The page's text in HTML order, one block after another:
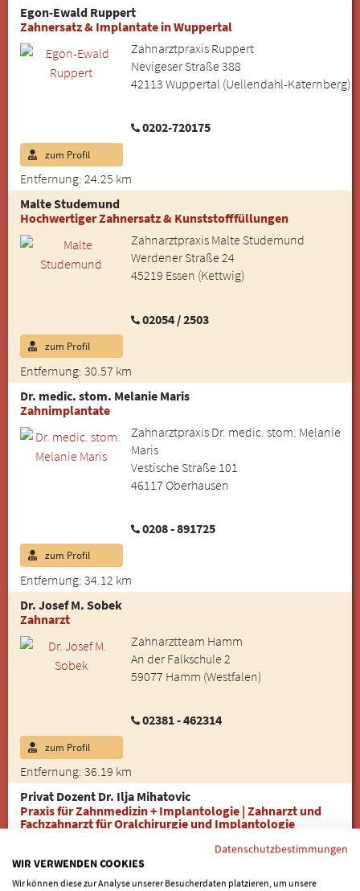
Egon-Ewald Ruppert
Zahnersatz & Implantate in Wuppertal
Zahnarztpraxis Ruppert
Nevigeser Straße 388
42113 Wuppertal (Uellendahl-Katernberg)
0202-720175
Entfernung: 24.25 km
zum Profil
Malte Studemund
Hochwertiger Zahnersatz & Kunststofffüllungen
Zahnarztpraxis Malte Studemund
Werdener Straße 24
45219 Essen (Kettwig)
02054 / 2503
Entfernung: 30.57 km
zum Profil
Dr. medic. stom. Melanie Maris
Zahnimplantate
Zahnarztpraxis Dr. medic. stom. Melanie
Maris
Vestische Straße 101
46117 Oberhausen
0208 - 891725
Entfernung: 34.12 km
zum Profil
Dr. Josef M. Sobek
Zahnarzt
Zahnarztteam Hamm
An der Falkschule 2
59077 Hamm (Westfalen)
02381 - 462314
Entfernung: 36.19 km
zum Profil
Privat Dozent Dr. Ilja Mihatovic
Praxis für Zahnmedizin + Implantologie | Zahnarzt und
Fachzahnarzt für Oralchirurgie und Implantologie
Zahnteam Erkrath
Beckhauser Straße 16h
40699 Erkrath
Datenschutzbestimmungen
WIR VERWENDEN COOKIES
Wir können diese zur Analyse unserer Besucherdaten platzieren, um unsere